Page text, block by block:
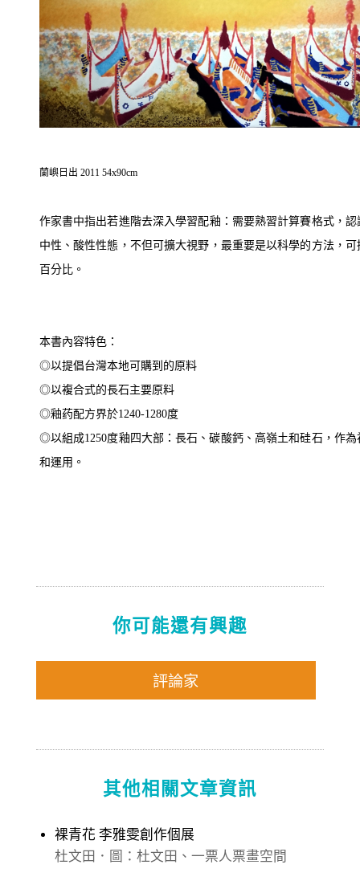
蘭嶼日出 2011 54x90cm
作家書中指出若進階去深入學習配釉：需要熟習計算賽格式，
中性、酸性性態，不但可擴大視野，最重要是以科學的方法，
百分比。
本書內容特色：
◎以提倡台灣本地可購到的原料
◎以複合式的長石主要原料
◎釉药配方界於1240-1280度
◎以組成1250度釉四大部：長石、碳酸鈣、高嶺土和硅石，作
和運用。
你可能還有興趣
評論家
其他相關文章資訊
裸青花 李雅雯創作個展
杜文田．圖：杜文田、一票人票畫空間